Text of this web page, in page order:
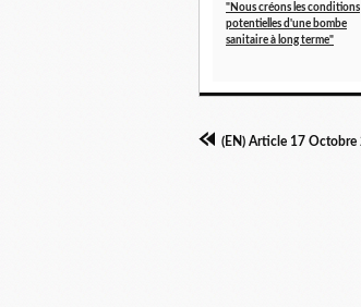
"Nous créons les conditions
potentielles d'une bombe
sanitaire à long terme"